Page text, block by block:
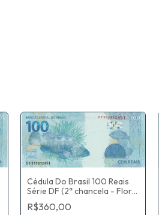
Cédula Do Brasil 100 Reais
Série DF (2ª chancela - Flor
De Estampa) Guido Mantega
/ Alexandre Antonio Tombini
R$360,00